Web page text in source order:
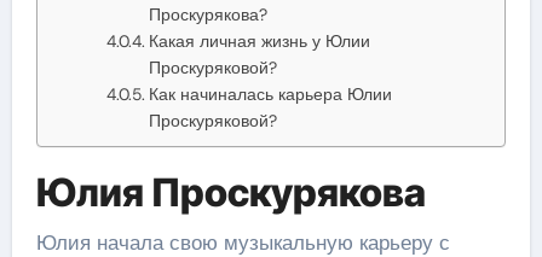
Проскурякова?
Какая личная жизнь у Юлии
Проскуряковой?
Как начиналась карьера Юлии
Проскуряковой?
Юлия Проскурякова
Юлия начала свою музыкальную карьеру с